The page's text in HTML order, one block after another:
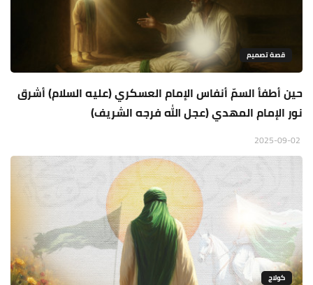
قصة تصميم
حين أطفأ السمّ أنفاس الإمام العسكري (عليه السلام) أشرق
نور الإمام المهدي (عجل الله فرجه الشريف)
كولاج